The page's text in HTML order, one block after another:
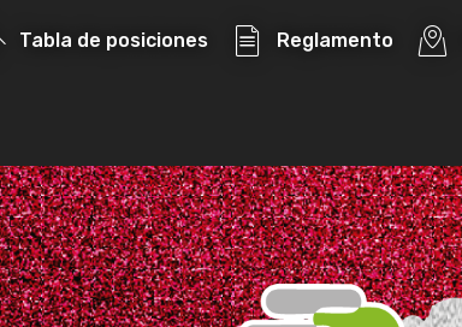
Tabla de posiciones Reglamento